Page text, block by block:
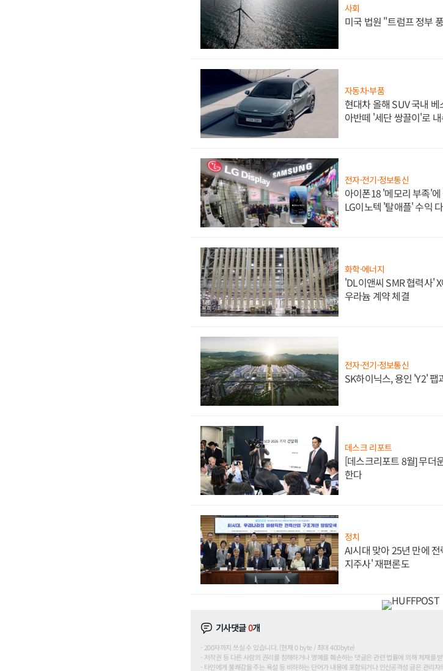
사회
미국 법원 "트럼프 정부
자동차·부품
현대차 올해 SUV 국내
아반떼 '세단 쌍끌이'로
전자·전기·정보통신
아이폰18 '메모리 부족'
LG이노텍 '탈애플' 수익
화학·에너지
'DL이앤씨 SMR 협력사'
우라늄 계약 체결
전자·전기·정보통신
SK하이닉스, 용인 'Y2'
데스크 리포트
[데스크리포트 8월] 무더
한다
정치
AI시대 맞아 25년 만에
지주사' 재편론도
기사댓글0개
200자까지 쓰실 수 있습니다. (현재 0 byte / 최대 400byte)
저작권 등 다른 사람의 권리를 침해하거나 명예를 훼손하는 댓글은 관련 법률에 의해 제재를
타인에게 불쾌감을 주는 욕설 등 비하하는 단어가 내용에 포함되거나 인신공격성 글은 관리자